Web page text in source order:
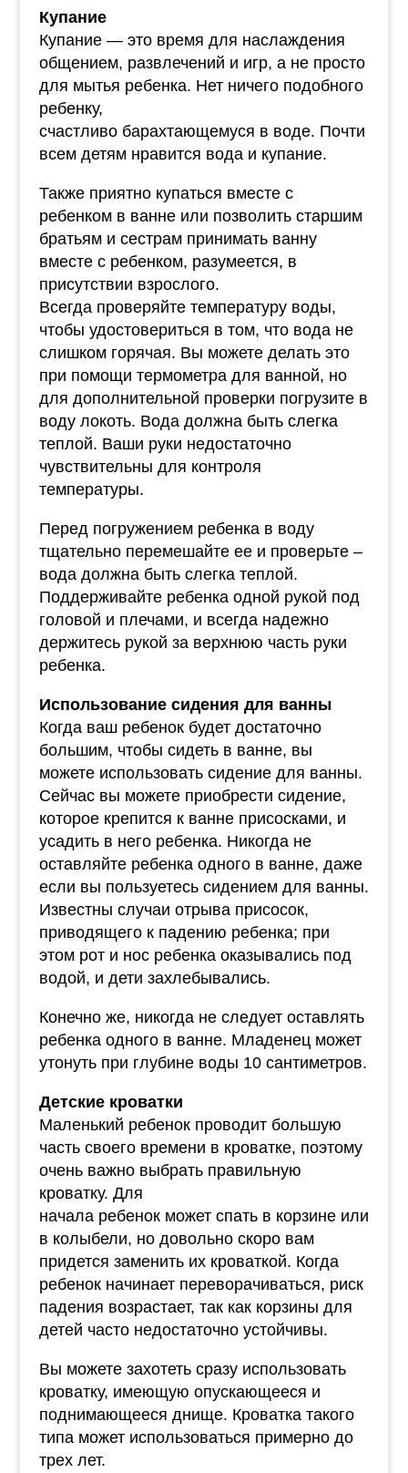
Купание
Купание — это время для наслаждения
общением, развлечений и игр, а не просто
для мытья ребенка. Нет ничего подобного
ребенку,
счастливо барахтающемуся в воде. Почти
всем детям нравится вода и купание.
Также приятно купаться вместе с
ребенком в ванне или позволить старшим
братьям и сестрам принимать ванну
вместе с ребенком, разумеется, в
присутствии взрослого.
Всегда проверяйте температуру воды,
чтобы удостовериться в том, что вода не
слишком горячая. Вы можете делать это
при помощи термометра для ванной, но
для дополнительной проверки погрузите в
воду локоть. Вода должна быть слегка
теплой. Ваши руки недостаточно
чувствительны для контроля
температуры.
Перед погружением ребенка в воду
тщательно перемешайте ее и проверьте –
вода должна быть слегка теплой.
Поддерживайте ребенка одной рукой под
головой и плечами, и всегда надежно
держитесь рукой за верхнюю часть руки
ребенка.
Использование сидения для ванны
Когда ваш ребенок будет достаточно
большим, чтобы сидеть в ванне, вы
можете использовать сидение для ванны.
Сейчас вы можете приобрести сидение,
которое крепится к ванне присосками, и
усадить в него ребенка. Никогда не
оставляйте ребенка одного в ванне, даже
если вы пользуетесь сидением для ванны.
Известны случаи отрыва присосок,
приводящего к падению ребенка; при
этом рот и нос ребенка оказывались под
водой, и дети захлебывались.
Конечно же, никогда не следует оставлять
ребенка одного в ванне. Младенец может
утонуть при глубине воды 10 сантиметров.
Детские кроватки
Маленький ребенок проводит большую
часть своего времени в кроватке, поэтому
очень важно выбрать правильную
кроватку. Для
начала ребенок может спать в корзине или
в колыбели, но довольно скоро вам
придется заменить их кроваткой. Когда
ребенок начинает переворачиваться, риск
падения возрастает, так как корзины для
детей часто недостаточно устойчивы.
Вы можете захотеть сразу использовать
кроватку, имеющую опускающееся и
поднимающееся днище. Кроватка такого
типа может использоваться примерно до
трех лет.